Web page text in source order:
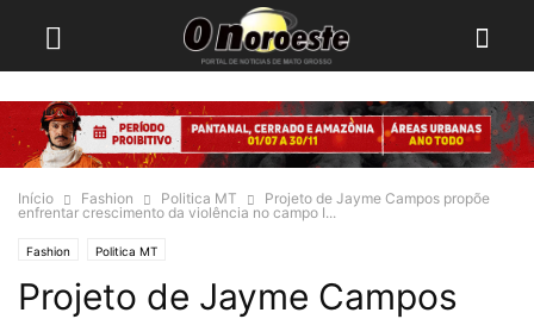
Início Fashion Politica MT
Projeto de Jayme Campos propõe
enfrentar crescimento da violência no campo I...
Fashion Politica MT
Projeto de Jayme Campos